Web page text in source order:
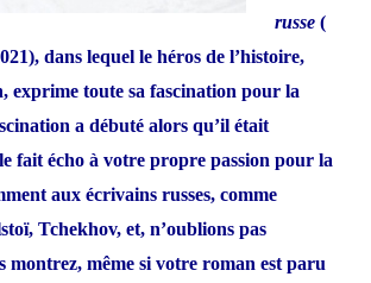
russe (
dans lequel le héros de l’histoire,
exprime toute sa fascination pour la
a débuté alors qu’il était
fait écho à votre propre passion pour la
aux écrivains russes, comme
Tchekhov, et, n’oublions pas
montrez, même si votre roman est paru